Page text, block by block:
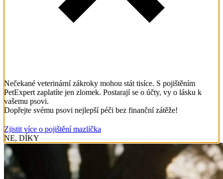
Nečekané veterinární zákroky mohou stát tisíce. S pojištěním
PetExpert zaplatíte jen zlomek. Postarají se o účty, vy o lásku k
vašemu psovi.
Dopřejte svému psovi nejlepší péči bez finanční zátěže!
Zjistit více o pojištění mazlíčka
NE, DÍKY